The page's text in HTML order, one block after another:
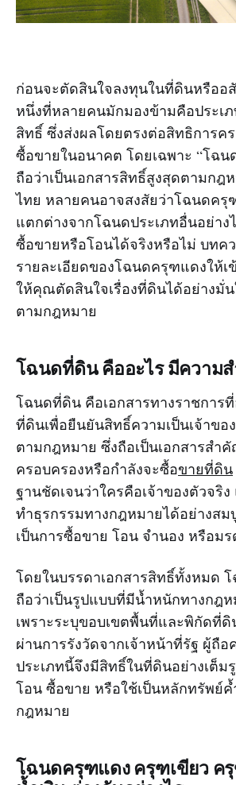
ก่อนจะตัดสินใจลงทุนในที่ดินหรืออ
หนึ่งที่หลายคนมักมองข้ามคือประเภ
สิทธิ์ ซึ่งส่งผลโดยตรงต่อสิทธิการค
ซื้อขายในอนาคต โดยเฉพาะ “โฉ
ถือว่าเป็นเอกสารสิทธิ์สูงสุดตามกฎ
ไทย หลายคนอาจสงสัยว่าโฉนดครุ
แตกต่างจากโฉนดประเภทอื่นอย่าง
ซื้อขายหรือโอนได้จริงหรือไม่ บทค
รายละเอียดของโฉนดครุฑแดงให้เ
ให้คุณตัดสินใจเรื่องที่ดินได้อย่างมั่
ตามกฎหมาย
โฉนดที่ดิน คืออะไร มีความ
โฉนดที่ดิน คือเอกสารทางราชการ
ที่ดินเพื่อยืนยันสิทธิ์ความเป็นเจ้าขอ
ตามกฎหมาย ซึ่งถือเป็นเอกสารสำ
ครอบครองหรือกำลังจะซื้อขายที่ดิน
ฐานชัดเจนว่าใครคือเจ้าของตัวจริ
ทำธุรกรรมทางกฎหมายได้อย่างสม
เป็นการซื้อขาย โอน จำนอง หรือม
โดยในบรรดาเอกสารสิทธิ์ทั้งหมด
ถือว่าเป็นรูปแบบที่มีน้ำหนักทางกฎ
เพราะระบุขอบเขตพื้นที่และพิกัดที่ดิ
ผ่านการรังวัดจากเจ้าหน้าที่รัฐ ผู้ถือ
ประเภทนี้จึงมีสิทธิ์ในที่ดินอย่างเต็ม
โอน ซื้อขาย หรือใช้เป็นหลักทรัพย์
กฎหมาย
โฉนดครุฑแดง ครุฑเขียว ค